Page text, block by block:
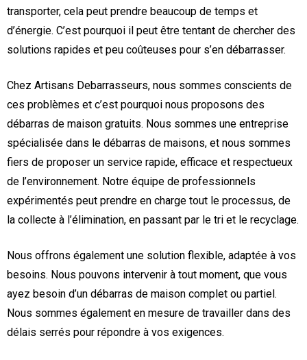
transporter, cela peut prendre beaucoup de temps et
d’énergie. C’est pourquoi il peut être tentant de chercher des
solutions rapides et peu coûteuses pour s’en débarrasser.
Chez Artisans Debarrasseurs, nous sommes conscients de
ces problèmes et c’est pourquoi nous proposons des
débarras de maison gratuits. Nous sommes une entreprise
spécialisée dans le débarras de maisons, et nous sommes
fiers de proposer un service rapide, efficace et respectueux
de l’environnement. Notre équipe de professionnels
expérimentés peut prendre en charge tout le processus, de
la collecte à l’élimination, en passant par le tri et le recyclage.
Nous offrons également une solution flexible, adaptée à vos
besoins. Nous pouvons intervenir à tout moment, que vous
ayez besoin d’un débarras de maison complet ou partiel.
Nous sommes également en mesure de travailler dans des
délais serrés pour répondre à vos exigences.